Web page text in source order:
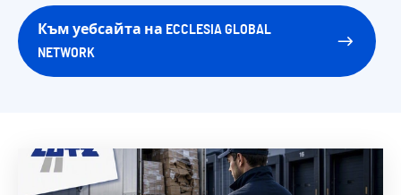
Към уебсайта на ECCLESIA GLOBAL
NETWORK